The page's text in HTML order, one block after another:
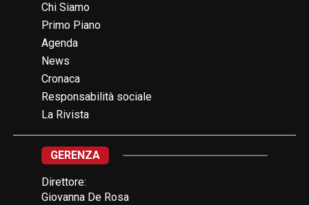
Chi Siamo
Primo Piano
Agenda
News
Cronaca
Responsabilità sociale
La Rivista
GERENZA
Direttore:
Giovanna De Rosa